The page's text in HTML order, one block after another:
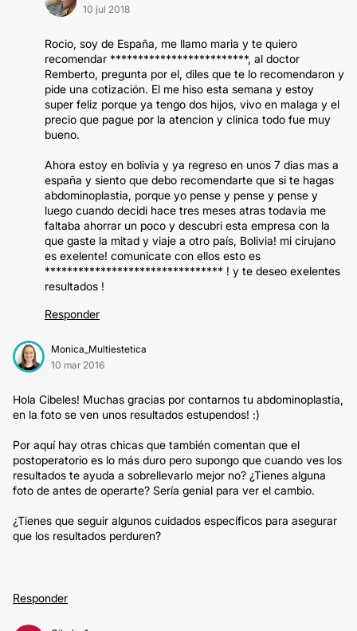
10 jul 2018
Rocio, soy de España, me llamo maria y te quiero
recomendar *************************, al doctor
Remberto, pregunta por el, diles que te lo recomendaron y
pide una cotización. El me hiso esta semana y estoy
super feliz porque ya tengo dos hijos, vivo en malaga y el
precio que pague por la atencion y clinica todo fue muy
bueno.
Ahora estoy en bolivia y ya regreso en unos 7 dias mas a
españa y siento que debo recomendarte que si te hagas
abdominoplastia, porque yo pense y pense y pense y
luego cuando decidi hace tres meses atras todavia me
faltaba ahorrar un poco y descubri esta empresa con la
que gaste la mitad y viaje a otro país, Bolivia! mi cirujano
es exelente! comunicate con ellos esto es
******************************** ! y te deseo exelentes
resultados !
Responder
Monica_Multiestetica
10 mar 2016
Hola Cibeles! Muchas gracias por contarnos tu abdominoplastia,
en la foto se ven unos resultados estupendos! :)
Por aquí hay otras chicas que también comentan que el
postoperatorio es lo más duro pero supongo que cuando ves los
resultados te ayuda a sobrellevarlo mejor no? ¿Tienes alguna
foto de antes de operarte? Sería genial para ver el cambio.
¿Tienes que seguir algunos cuidados específicos para asegurar
que los resultados perduren?
Responder